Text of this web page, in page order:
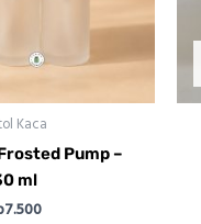
Kaca
Pump –
ml
7.500